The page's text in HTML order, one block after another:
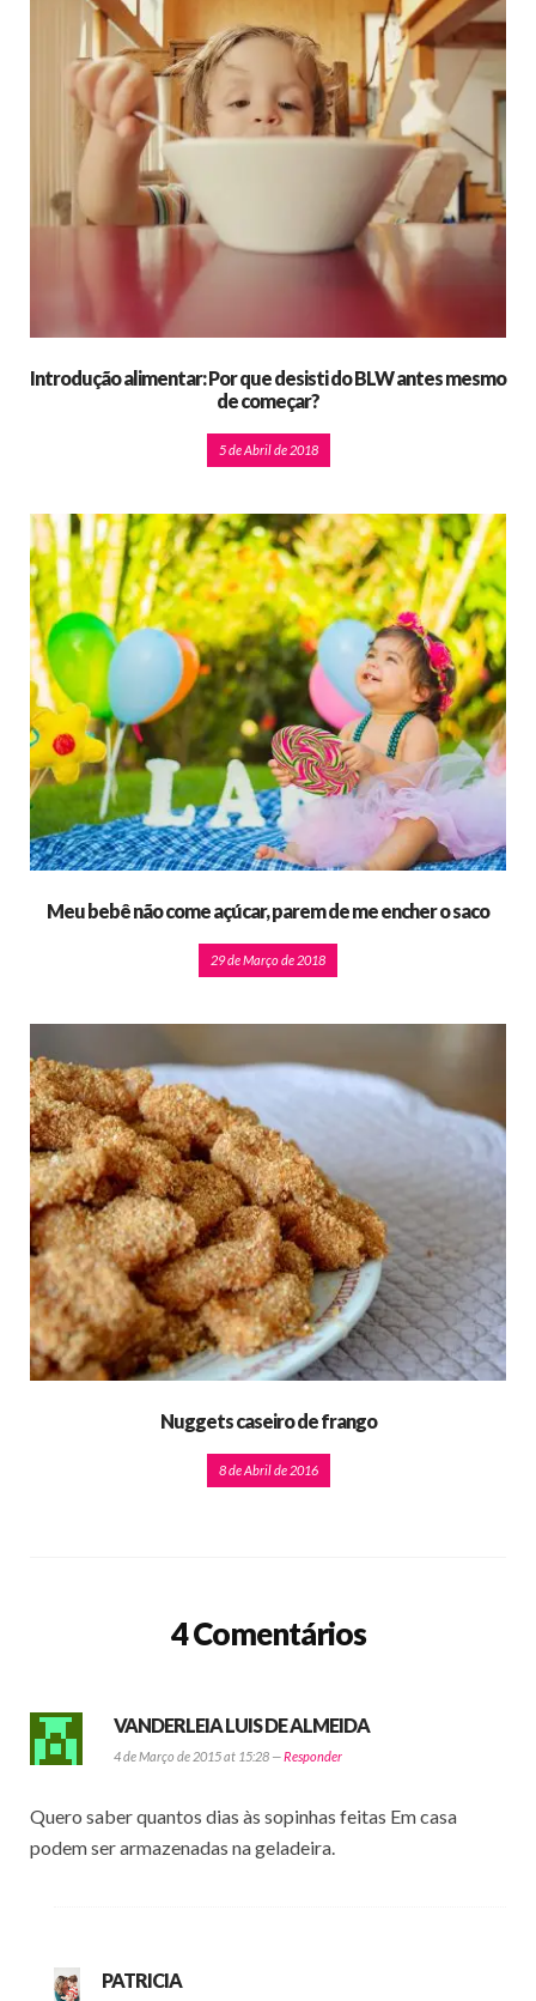
Introdução alimentar: Por que desisti do BLW antes mesmo
de começar?
5 de Abril de 2018
Meu bebê não come açúcar, parem de me encher o saco
29 de Março de 2018
Nuggets caseiro de frango
8 de Abril de 2016
4 Comentários
VANDERLEIA LUIS DE ALMEIDA
4 de Março de 2015 at 15:28 —Responder
Quero saber quantos dias às sopinhas feitas Em casa
podem ser armazenadas na geladeira.
PATRICIA